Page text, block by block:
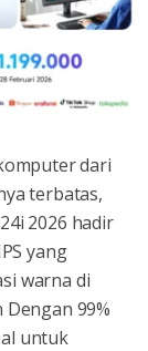
dari
terbatas,
2026 hadir
yang
warna di
99%
untuk